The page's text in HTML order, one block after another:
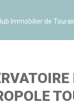
Immobilier de